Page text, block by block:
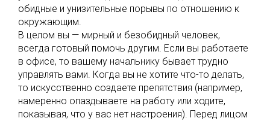
обидные и унизительные порывы по отношению к
окружающим.
В целом вы — мирный и безобидный человек,
всегда готовый помочь другим. Если вы работаете
в офисе, то вашему начальнику бывает трудно
управлять вами. Когда вы не хотите что-то делать,
то искусственно создаете препятствия (например,
намеренно опаздываете на работу или ходите,
показывая, что у вас нет настроения). Перед лицом